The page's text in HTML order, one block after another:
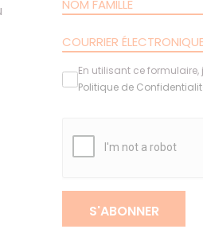
En utilisant ce
Politique de
S'ABONNER